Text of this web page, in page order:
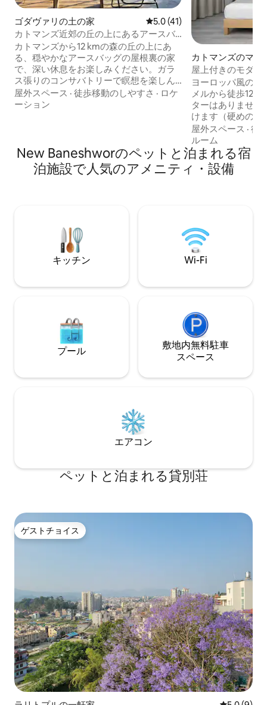
ゴダヴァリの土の家 レビュー41件、5つ星中5.0つ
5.0 (41)
カトマンズ近郊の丘の上にあるアースバ
ッグのサンクチュアリ
カトマンズから12 kmの森の丘の上にあ
る、穏やかなアースバッグの屋根裏の家
で、深い休息をお楽しみください。ガラ
ス張りのコンサバトリーで瞑想を楽しん
だり、緑豊かな食用植物の森の上のデッ
キでくつろいだりできます。シンプルさ
らお茶を飲んだり、森の小道を散策した
りしましょう。ゆっくりとした日々、穏
やかな静けさ、新鮮な空気を満喫するの
屋外スペース · 徒歩移動のしやすさ · ロケ
ーション
カトマンズのマン
アパート
屋上付きのモダン
近く
ヨーロッパ風の最
メルから徒歩12
ターはありません
けます（硬めのマ
イズベッド、エア
ン、専用ワークス
ンシャワー付きの
のある共用屋上テ
車場。カップル
能な保証金が必要
さとネパールの温
屋外スペース ·徒
ルーム
New Baneshworのペットと泊まれる宿
泊施設で人気のアメニティ・設備
キッチン Wi-Fi
プール
敷地内無料駐⁠車
ス⁠ペ⁠ー⁠ス
エアコン
ペットと泊まれる貸別荘
ゲストチョイス
ゲストチョイス